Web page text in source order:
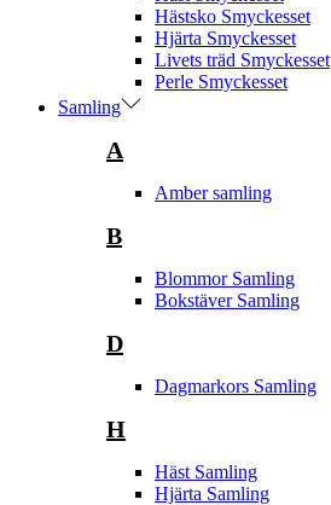
Hästsko Smyckesset
Hjärta Smyckesset
Livets träd Smyckesset
Perle Smyckesset
Samling
A
Amber samling
B
Blommor Samling
Bokstäver Samling
D
Dagmarkors Samling
H
Häst Samling
Hjärta Samling